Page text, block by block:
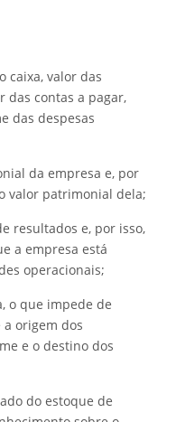
caixa, valor das
das contas a pagar,
das despesas
da empresa e, por
valor patrimonial dela;
resultados e, por isso,
a empresa está
operacionais;
o que impede de
origem dos
e o destino dos
do estoque de